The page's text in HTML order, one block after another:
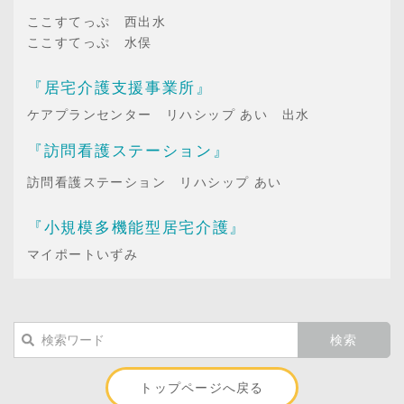
ここすてっぷ 西出水
ここすてっぷ 水俣
『居宅介護支援事業所』
ケアプランセンター リハシップ あい 出水
『訪問看護ステーション』
訪問看護ステーション リハシップ あい
『小規模多機能型居宅介護』
マイポートいずみ
トップページへ戻る